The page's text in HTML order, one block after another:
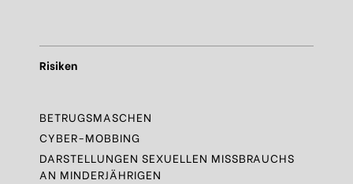
Risiken
BETRUGSMASCHEN
CYBER-MOBBING
DARSTELLUNGEN SEXUELLEN MISSBRAUCHS
AN MINDERJÄHRIGEN